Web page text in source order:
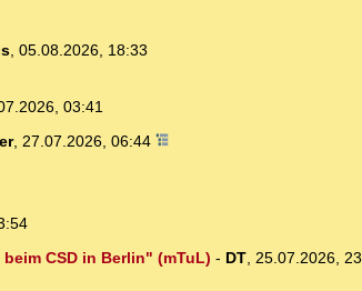
, 05.08.2026, 18:33
03:41
, 27.07.2026, 06:44
CSD in Berlin" (mTuL) - DT, 25.07.2026,